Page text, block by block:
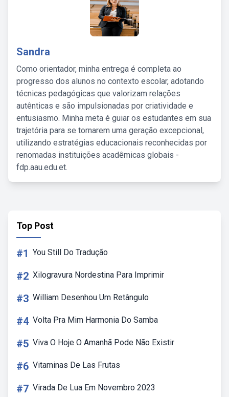
Sandra
Como orientador, minha entrega é completa ao
progresso dos alunos no contexto escolar, adotando
técnicas pedagógicas que valorizam relações
autênticas e são impulsionadas por criatividade e
entusiasmo. Minha meta é guiar os estudantes em sua
trajetória para se tornarem uma geração excepcional,
utilizando estratégias educacionais reconhecidas por
renomadas instituições acadêmicas globais -
fdp.aau.edu.et.
Top Post
#1 You Still Do Tradução
#2 Xilogravura Nordestina Para Imprimir
#3 William Desenhou Um Retângulo
#4 Volta Pra Mim Harmonia Do Samba
#5 Viva O Hoje O Amanhã Pode Não Existir
#6 Vitaminas De Las Frutas
#7 Virada De Lua Em Novembro 2023